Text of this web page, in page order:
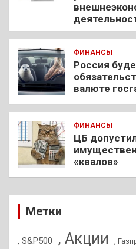
ФИНАНСЫ
Россия
валюте
ФИНАНСЫ
ЦБ
«квалов»
Метки
, S&P500 , Акции ,